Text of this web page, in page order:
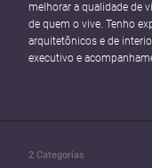
melhorar a qualidade de
de quem o vive. Tenho
arquitetônicos e de
executivo e
Atuo com olhar
inovação.
2 Categorias